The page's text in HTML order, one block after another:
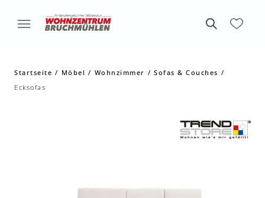
Startseite Möbel Wohnzimmer
Sofas & Couches
Ecksofas